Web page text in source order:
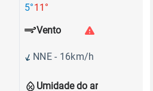
5°11°
Umidade do ar
Vento
NNE - 16km/h